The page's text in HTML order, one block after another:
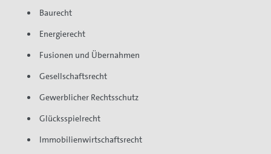
Baurecht
Energierecht
Fusionen und Übernahmen
Gesellschaftsrecht
Gewerblicher Rechtsschutz
Glücksspielrecht
Immobilienwirtschaftsrecht